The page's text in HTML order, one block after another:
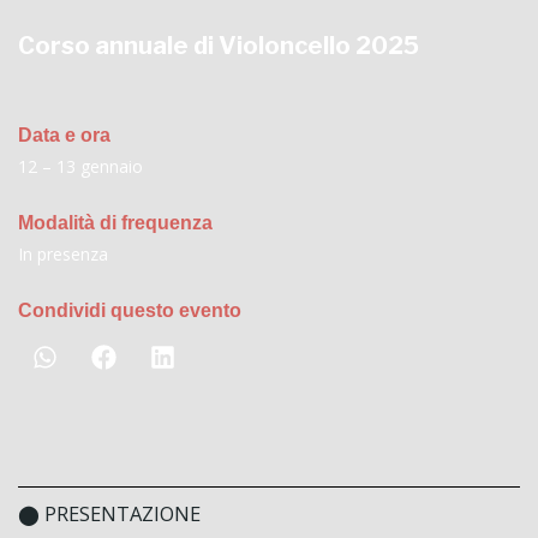
Corso annuale di Violoncello 2025
Data e ora
12 – 13 gennaio
Modalità di frequenza
In presenza
Condividi questo evento
⬤ PRESENTAZIONE